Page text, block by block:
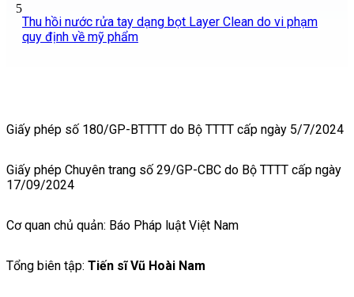
5
Thu hồi nước rửa tay dạng bọt Layer Clean do vi phạm
quy định về mỹ phẩm
Giấy phép số 180/GP-BTTTT do Bộ TTTT cấp ngày 5/7/2024
Giấy phép Chuyên trang số 29/GP-CBC do Bộ TTTT cấp ngày
17/09/2024
Cơ quan chủ quản: Báo Pháp luật Việt Nam
Tổng biên tập: Tiến sĩ Vũ Hoài Nam